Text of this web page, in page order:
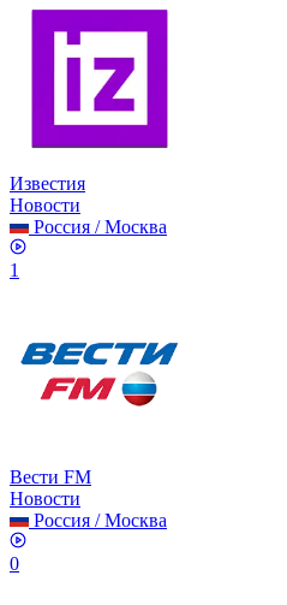
Известия
Новости
Россия /Москва
1
Вести FM
Новости
Россия /Москва
0